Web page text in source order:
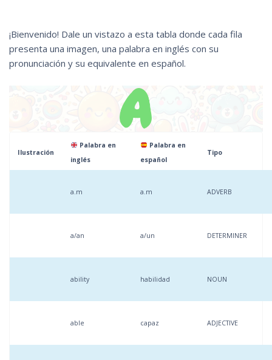
¡Bienvenido! Dale un vistazo a esta tabla donde cada fila
presenta una imagen, una palabra en inglés con su
pronunciación y su equivalente en español.
Ilustración
Palabra en
inglés
Palabra en
español
Tipo
a.m a.m ADVERB
a/an a/un DETERMINER
ability habilidad NOUN
able capaz ADJECTIVE